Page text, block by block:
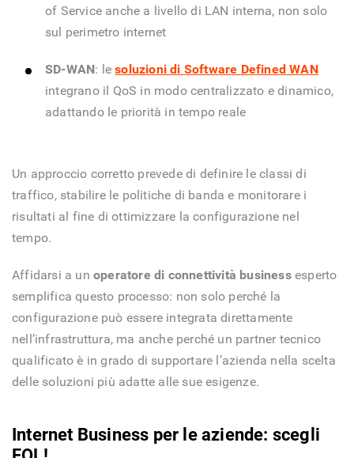
of Service anche a livello di LAN interna, non solo
sul perimetro internet
SD-WAN: lesoluzioni di Software Defined WAN
integrano il QoS in modo centralizzato e dinamico,
adattando le priorità in tempo reale
Un approccio corretto prevede di definire le classi di
traffico, stabilire le politiche di banda e monitorare i
risultati al fine di ottimizzare la configurazione nel
tempo.
Affidarsi a un operatore di connettività businessesperto
semplifica questo processo: non solo perché la
configurazione può essere integrata direttamente
nell’infrastruttura, ma anche perché un partner tecnico
qualificato è in grado di supportare l’azienda nella scelta
delle soluzioni più adatte alle sue esigenze.
Internet Business per le aziende: scegli